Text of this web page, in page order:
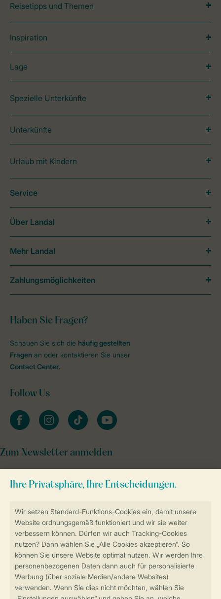
Sicher und schnell zur Online-Buchung
Sichere Datenübertragung
Sicheres Bezahlen
Reisetipps und Themen
Inspiration
Lage
Spezielle Unterkünfte
Unterkünfte
Urlaub mit Kindern
Haben Sie Fragen?
Schauen Sie sich die häufig gestellten
Fragen an oder kontaktieren Sie unser
Contact Center.
Follow Us
facebookinstagramtiktok youtube
Zum Newsletter anmelden
Service
Über Landal
Mehr Landal
Zahlungsmöglichkeiten